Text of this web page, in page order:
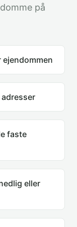
på
adresser
faste
eller